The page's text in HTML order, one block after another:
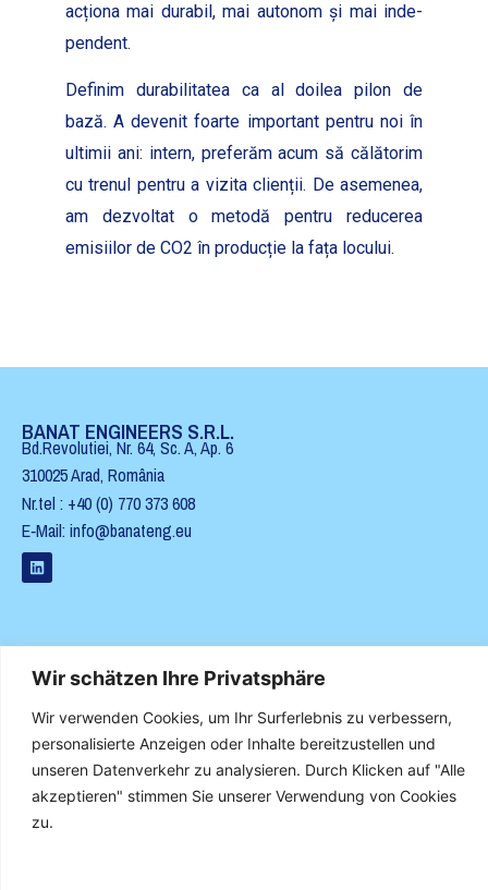
Wir schätzen Ihre Privatsphäre
Wir verwenden Cookies, um Ihr Surferlebnis zu verbessern,
personalisierte Anzeigen oder Inhalte bereitzustellen und
unseren Datenverkehr zu analysieren. Durch Klicken auf "Alle
akzeptieren" stimmen Sie unserer Verwendung von Cookies
zu.
acționa mai dura­bil, mai autonom și mai inde­
pen­dent.
Defin­im dura­bil­i­tatea ca al doilea pilon de
bază. A devenit foarte impor­tant pen­tru noi în
ultimii ani: intern, prefer­ăm acum să călă­torim
cu trenul pen­tru a vizita clienții. De aseme­nea,
am dez­voltat o metodă pen­tru reduc­erea
emisi­ilor de CO2 în pro­ducție la fața locu­lui.
BANAT ENGINEERS S.R.L.
Bd.Revolutiei, Nr. 64, Sc. A, Ap. 6
310025 Arad, Româ­nia
Nr.tel : +40 (0) 770 373 608
E‑Mail: info@banateng.eu
BANAT.ENG GMBH
Licht­en­bergstraße 80
79114 Freiburg